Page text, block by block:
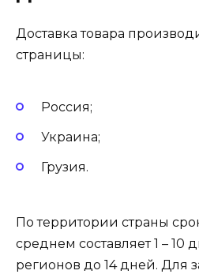
Доставка товара
страницы:
Россия;
Украина;
Грузия.
По территории страны
среднем составляет 1 – 10
регионов до 14 дней. Для